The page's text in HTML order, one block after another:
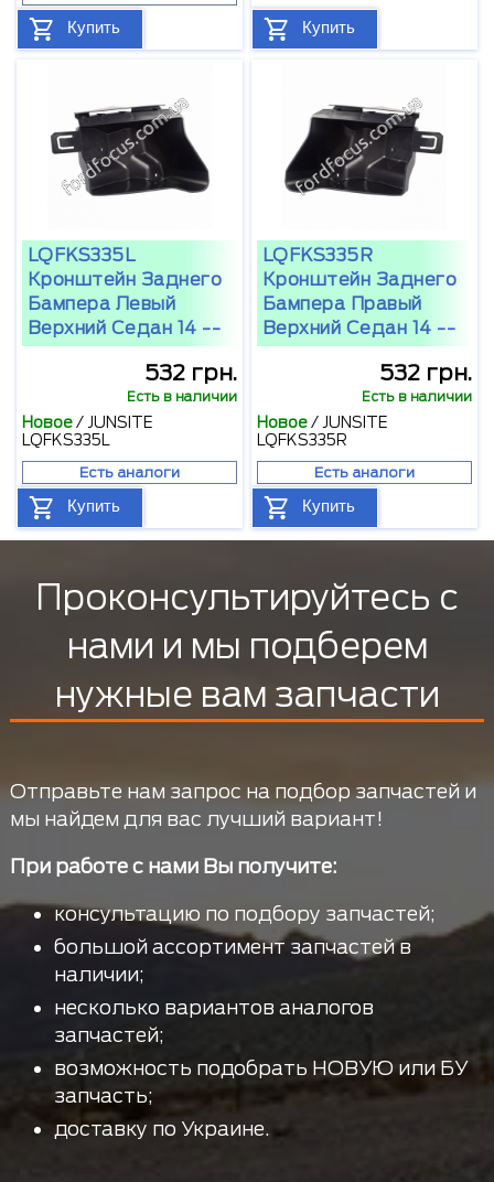
Купить Купить
LQFKS335L
Кронштейн Заднего
Бампера Левый
Верхний Седан 14 --
532 грн.
Есть в наличии
Новое/ JUNSITE
LQFKS335L
Есть аналоги
Купить
LQFKS335R
Кронштейн Заднего
Бампера Правый
Верхний Седан 14 --
532 грн.
Есть в наличии
Новое/ JUNSITE
LQFKS335R
Есть аналоги
Купить
Проконсультируйтесь с
нами и мы подберем
нужные вам запчасти
Отправьте нам запрос на подбор запчастей и
мы найдем для вас лучший вариант!
При работе с нами Вы получите:
консультацию по подбору запчастей;
большой ассортимент запчастей в
наличии;
несколько вариантов аналогов
запчастей;
возможность подобрать НОВУЮ или БУ
запчасть;
доставку по Украине.